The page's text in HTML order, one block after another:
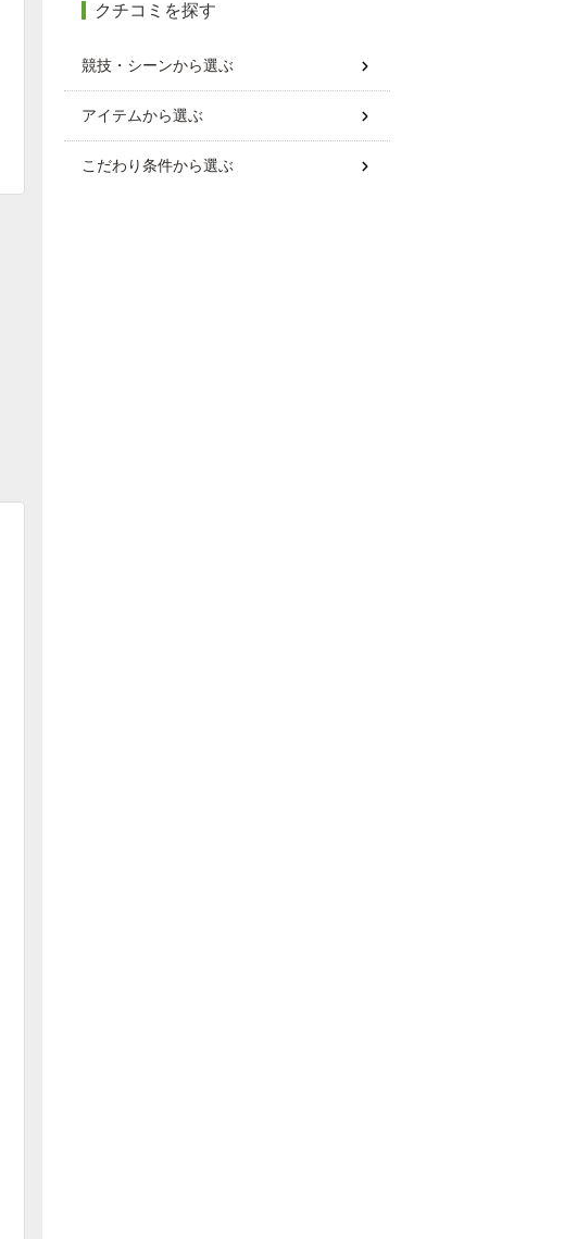
クチコミを探す
競技・シーンから選ぶ
アイテムから選ぶ
こだわり条件から選ぶ